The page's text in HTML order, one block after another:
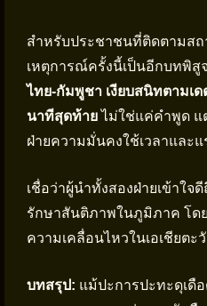
สำหรับประชาชนที่ติดตามส
เหตุการณ์ครั้งนี้เป็นอีกบทพิสู
ไทย-กัมพูชา เงียบสนิทตามเ
นาทีสุดท้ายไม่ใช่แค่คำพูด แ
ฝ่ายความมั่นคงใช้เวลาและ
เชื่อว่าผู้นำทั้งสองฝ่ายเข้าใ
รักษาสันติภาพในภูมิภาค โด
ความเคลื่อนไหวในเอเชียตะ
บทสรุป: แม้ปะการปะทะดุเดื